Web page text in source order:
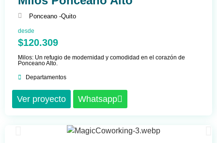
Ponceano -Quito
desde
$120.309
Milos: Un refugio de modernidad y comodidad en el corazón de
Ponceano Alto.
Departamentos
Ver proyecto Whatsapp